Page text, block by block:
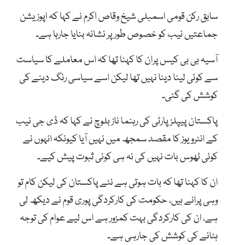
سابق رکن قومی اسمبلی شیخ وقاص اکرم نے کہا کہ اپوزیشن
جماعتیں نیب کو خصوص طور پر نشانہ بنایا جارہا ہے۔
آسیہ بی بی کیس پران کا کہنا تھا کہ اس معاملے کا سیاست
سے کوئی لینا دینا نہیں تھا لیکن اسے سیاسی رنگ دینے کی
کوشش کی گئی۔
پاکستان پیپلز پارٹی کی رہنما ناز بلوچ نے کہا کہ ڈی جی نیب
کے انٹرویوز کا مقصد سمجھ میں نہیں آیا کیونکہ انہوں نے
کوئی ٹھوس بات نہیں کی نہ ہی کوئی ثبوت پیش کیے۔
ان کا کہنا تھا کہ بات ہوتی ہے نئے پاکستان کی لیکن کام تو
وہی پرانے ہیں، حکومت کی کارکردگی پوری قوم نے دیکھ لی
ہے، ان کی کارکردگی بہت کمزور ہے اس لیے عوام کی توجہ
ہٹانے کی کوشش کی جارہی ہے۔